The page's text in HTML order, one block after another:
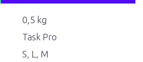
0,5 kg
Task Pro
S, L, M